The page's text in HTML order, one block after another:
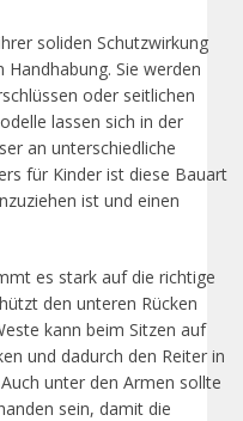
soliden Schutzwirkung
Sie werden
oder seitlichen
lassen sich in der
an unterschiedliche
für Kinder ist diese Bauart
ist und einen
es stark auf die richtige
den unteren Rücken
kann beim Sitzen auf
und dadurch den Reiter in
unter den Armen sollte
sein, damit die